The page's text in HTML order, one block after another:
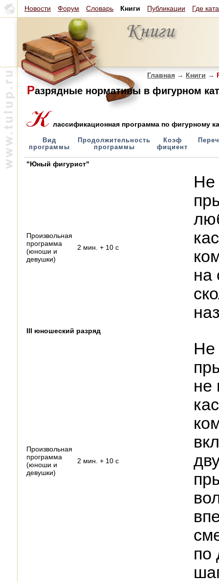
Новости Форум Словарь Книги Публикации Где
Главная → Книги →
Разрядные нормативы в фигурном
лассификационная программа по фигурному
Вид
программы
Продолжительность
программы
Коэф
фициент
"Юный фигурист"
Произвольная
программа
(юноши и
девушки)
2 мин. + 10 с
Не
на
III юношеский разряд
Произвольная
программа
(юноши и
девушки)
2 мин. + 10 с
Не
не
по